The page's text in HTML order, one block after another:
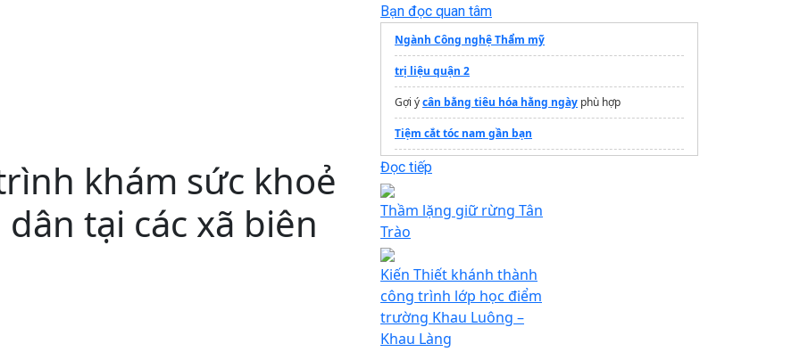
khám sức khoẻ
tại các xã biên
Bạn đọc quan tâm
Ngành Công nghệ Thẩm mỹ
trị liệu quận 2
Gợi ýcân bằng tiêu hóa hằng ngày phù hợp
Tiệm cắt tóc nam gần bạn
Trang thông tin dự án
Tự chữa thoát vị đĩa đệm
Đọc tiếp
Thầm lặng giữ rừng Tân
Trào
Kiến Thiết khánh thành
công trình lớp học điểm
trường Khau Luông –
Khau Làng